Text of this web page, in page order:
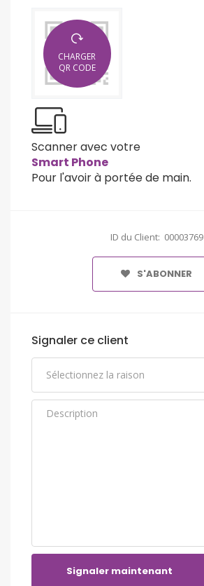
CHARGER
QR CODE
Scanner avec votre
Smart Phone
Pour l'avoir à portée de main.
ID du Client: 00003769
S'ABONNER
Signaler ce client
Signaler maintenant